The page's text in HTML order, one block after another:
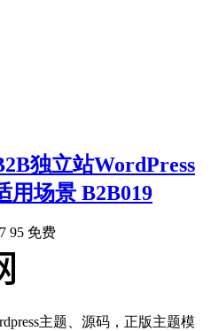
独立站WordPress
用场景 B2B019
95 免费
主题、源码，正版主题模